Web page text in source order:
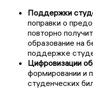
Поддержки
поправки о
повторно
образование на
поддержке
Цифровизации
формировании и
студенческих